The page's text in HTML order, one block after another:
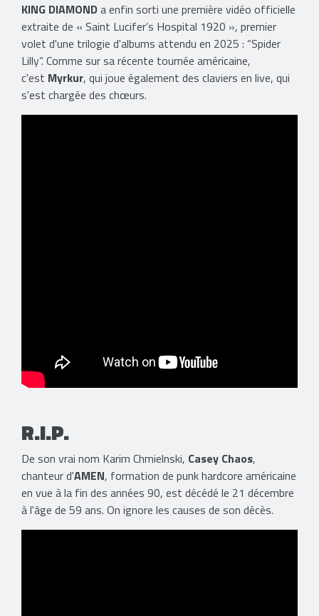
KING DIAMONDa enfin sorti une première vidéo officielle
extraite de « Saint Lucifer’s Hospital 1920 », premier
volet d'une trilogie d'albums attendu en 2025 : “Spider
Lilly”. Comme sur sa récente tournée américaine,
c'est Myrkur, qui joue également des claviers en live, qui
s'est chargée des chœurs.
R.I.P.
De son vrai nom Karim Chmielnski, Casey Chaos,
chanteur d'AMEN, formation de punk hardcore américaine
en vue à la fin des années 90, est décédé le 21 décembre
à l'âge de 59 ans. On ignore les causes de son décès.